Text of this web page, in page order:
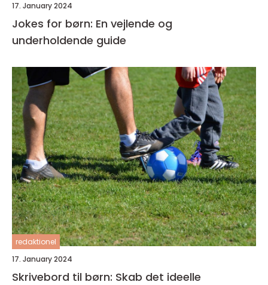
17. January 2024
Jokes for børn: En vejlende og
underholdende guide
redaktionel
17. January 2024
Skrivebord til børn: Skab det ideelle